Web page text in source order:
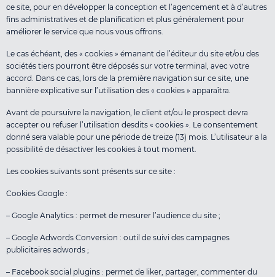
ce site, pour en développer la conception et l’agencement et à d’autres
ﬁns administratives et de planiﬁcation et plus généralement pour
améliorer le service que nous vous offrons.
Le cas échéant, des « cookies » émanant de l’éditeur du site et/ou des
sociétés tiers pourront être déposés sur votre terminal, avec votre
accord. Dans ce cas, lors de la première navigation sur ce site, une
bannière explicative sur l’utilisation des « cookies » apparaîtra.
Avant de poursuivre la navigation, le client et/ou le prospect devra
accepter ou refuser l’utilisation desdits « cookies ». Le consentement
donné sera valable pour une période de treize (13) mois. L’utilisateur a la
possibilité de désactiver les cookies à tout moment.
Les cookies suivants sont présents sur ce site :
Cookies Google :
– Google Analytics : permet de mesurer l’audience du site ;
– Google Adwords Conversion : outil de suivi des campagnes
publicitaires adwords ;
– Facebook social plugins : permet de liker, partager, commenter du